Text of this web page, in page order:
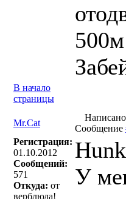
В начало
страницы
Mr.Cat
Сообщение
Регистрация:
01.10.2012
Сообщений:
571
Откуда: от
верблюда!
У